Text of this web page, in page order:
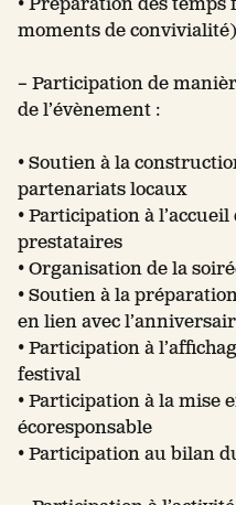
• Préparation des
moments de convivialité)
– Participation de
de l’évènement :
• Soutien à la
partenariats locaux
• Participation à
prestataires
• Organisation de la
• Soutien à la
en lien avec
• Participation à
festival
• Participation à la mise
écoresponsable
• Participation au bilan